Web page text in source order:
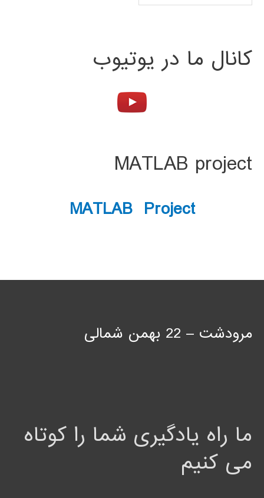
کانال ما در یوتیوب
MATLAB project
MATLAB Project
مرودشت – 22 بهمن شمالی
ما راه یادگیری شما را کوتاه
می کنیم